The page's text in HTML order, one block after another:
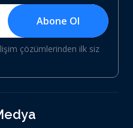
Abone Ol
çözümlerinden ilk siz